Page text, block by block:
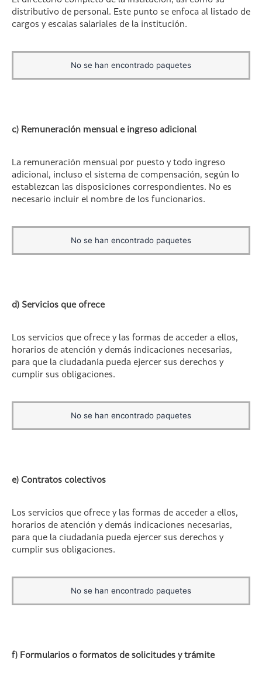
distributivo de personal. Este punto se enfoca al listado de
cargos y escalas salariales de la institución.
No se han encontrado paquetes
c) Remuneración mensual e ingreso adicional
La remuneración mensual por puesto y todo ingreso
adicional, incluso el sistema de compensación, según lo
establezcan las disposiciones correspondientes. No es
necesario incluir el nombre de los funcionarios.
No se han encontrado paquetes
d) Servicios que ofrece
Los servicios que ofrece y las formas de acceder a ellos,
horarios de atención y demás indicaciones necesarias,
para que la ciudadanía pueda ejercer sus derechos y
cumplir sus obligaciones.
No se han encontrado paquetes
e) Contratos colectivos
Los servicios que ofrece y las formas de acceder a ellos,
horarios de atención y demás indicaciones necesarias,
para que la ciudadanía pueda ejercer sus derechos y
cumplir sus obligaciones.
No se han encontrado paquetes
f) Formularios o formatos de solicitudes y trámite